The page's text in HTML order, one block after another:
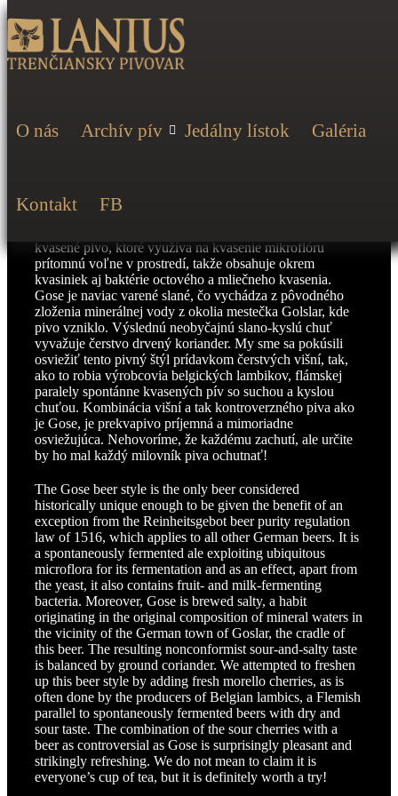
O nás Archív pív Jedálny lístok Galéria
Kontakt FB
historickej špecialite udelená výnimka zo zákona o čistote
piva (Reinheitsgebot), platného pre všetky ostatné
kvasené pivo, ktoré využíva na kvasenie mikroflóru
prítomnú voľne v prostredí, takže obsahuje okrem
kvasiniek aj baktérie octového a mliečneho kvasenia.
Gose je naviac varené slané, čo vychádza z pôvodného
zloženia minerálnej vody z okolia mestečka Golslar, kde
pivo vzniklo. Výslednú neobyčajnú slano-kyslú chuť
vyvažuje čerstvo drvený koriander. My sme sa pokúsili
osviežiť tento pivný štýl prídavkom čerstvých višní, tak,
ako to robia výrobcovia belgických lambikov, flámskej
paralely spontánne kvasených pív so suchou a kyslou
chuťou. Kombinácia višní a tak kontroverzného piva ako
je Gose, je prekvapivo príjemná a mimoriadne
osviežujúca. Nehovoríme, že každému zachutí, ale určite
by ho mal každý milovník piva ochutnať!
The Gose beer style is the only beer considered
historically unique enough to be given the benefit of an
exception from the Reinheitsgebot beer purity regulation
law of 1516, which applies to all other German beers. It is
a spontaneously fermented ale exploiting ubiquitous
microflora for its fermentation and as an effect, apart from
the yeast, it also contains fruit- and milk-fermenting
bacteria. Moreover, Gose is brewed salty, a habit
originating in the original composition of mineral waters in
the vicinity of the German town of Goslar, the cradle of
this beer. The resulting nonconformist sour-and-salty taste
is balanced by ground coriander. We attempted to freshen
up this beer style by adding fresh morello cherries, as is
often done by the producers of Belgian lambics, a Flemish
parallel to spontaneously fermented beers with dry and
sour taste. The combination of the sour cherries with a
beer as controversial as Gose is surprisingly pleasant and
strikingly refreshing. We do not mean to claim it is
everyone’s cup of tea, but it is definitely worth a try!